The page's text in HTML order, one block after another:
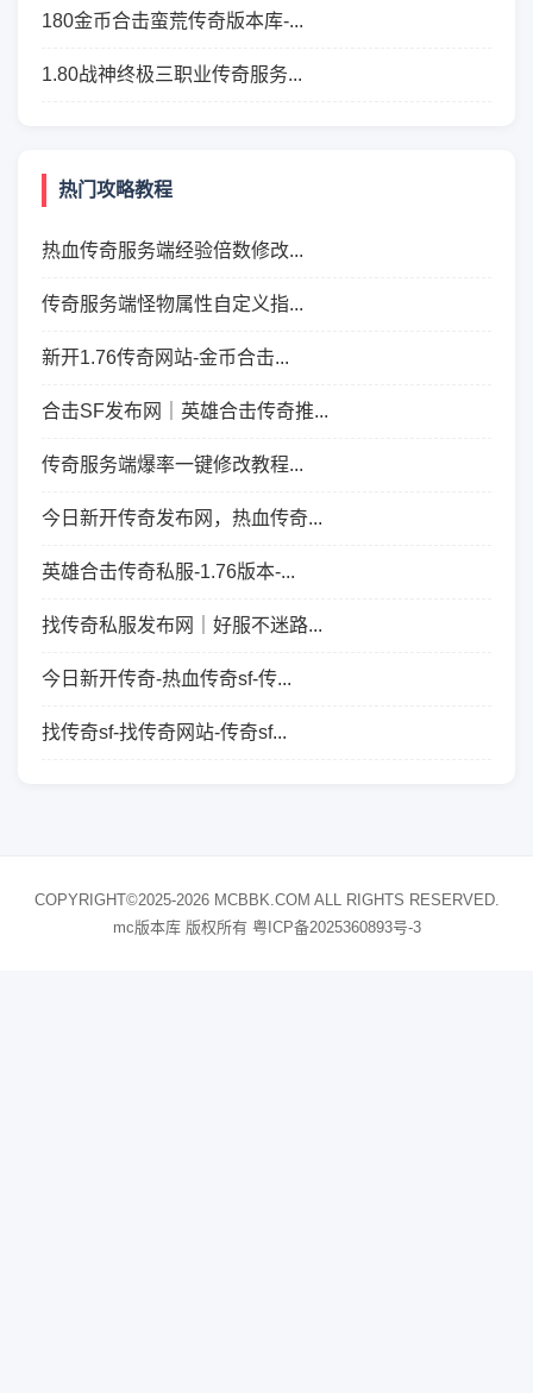
180金币合击蛮荒传奇版本库-...
1.80战神终极三职业传奇服务...
热门攻略教程
热血传奇服务端经验倍数修改...
传奇服务端怪物属性自定义指...
新开1.76传奇网站-金币合击...
合击SF发布网｜英雄合击传奇推...
传奇服务端爆率一键修改教程...
今日新开传奇发布网，热血传奇...
英雄合击传奇私服-1.76版本-...
找传奇私服发布网｜好服不迷路...
今日新开传奇-热血传奇sf-传...
找传奇sf-找传奇网站-传奇sf...
COPYRIGHT©2025-2026 MCBBK.COM ALL RIGHTS RESERVED.
mc版本库 版权所有 粤ICP备2025360893号-3